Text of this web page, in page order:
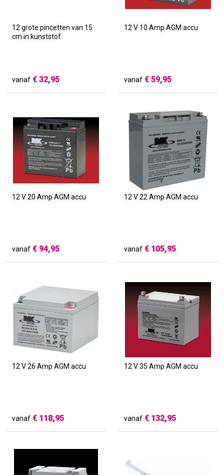
12 grote pincetten van 15
cm in kunststof
vanaf € 32,95
12 V 10 Amp AGM accu
vanaf € 59,95
12 V 20 Amp AGM accu
vanaf € 94,95
12 V 22 Amp AGM accu
vanaf € 105,95
12 V 26 Amp AGM accu
vanaf € 118,95
12 V 35 Amp AGM accu
vanaf € 132,95